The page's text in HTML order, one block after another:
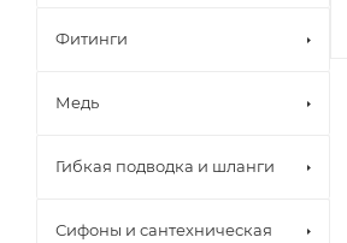
Фитинги
Медь
Гибкая подводка и шланги
Сифоны и сантехническая